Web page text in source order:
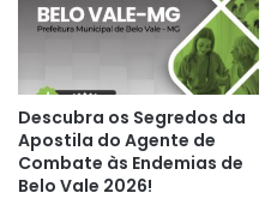
Descubra os Segredos da
Apostila do Agente de
Combate às Endemias de
Belo Vale 2026!